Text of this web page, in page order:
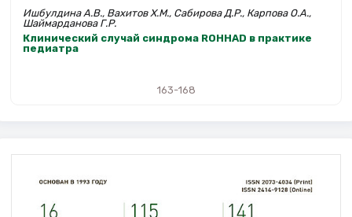
Ишбулдина А.В., Вахитов Х.М., Сабирова Д.Р., Карпова О.А.,
Шаймарданова Г.Р.
Клинический случай синдрома ROHHAD в практике
педиатра
163-168